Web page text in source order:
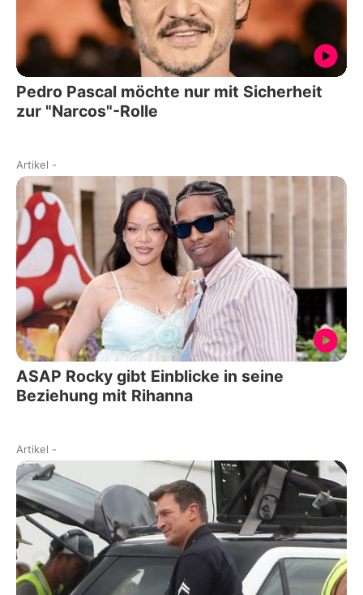
Pedro Pascal möchte nur mit Sicherheit
zur "Narcos"-Rolle
Artikel -
ASAP Rocky gibt Einblicke in seine
Beziehung mit Rihanna
Artikel -